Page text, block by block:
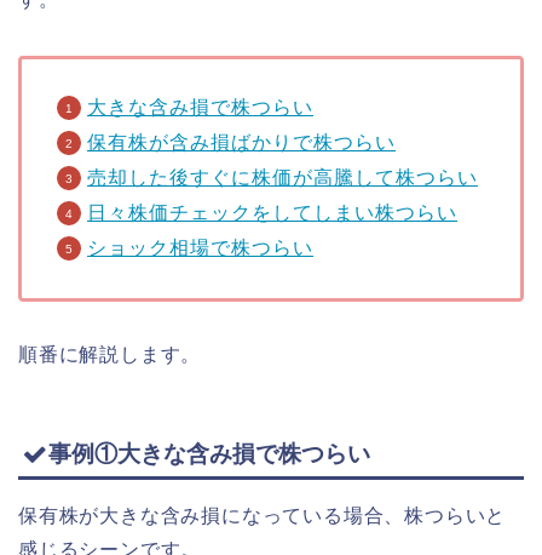
大きな含み損で株つらい
保有株が含み損ばかりで株つらい
売却した後すぐに株価が高騰して株つらい
日々株価チェックをしてしまい株つらい
ショック相場で株つらい
順番に解説します。
事例①大きな含み損で株つらい
保有株が大きな含み損になっている場合、株つらいと
感じるシーンです。